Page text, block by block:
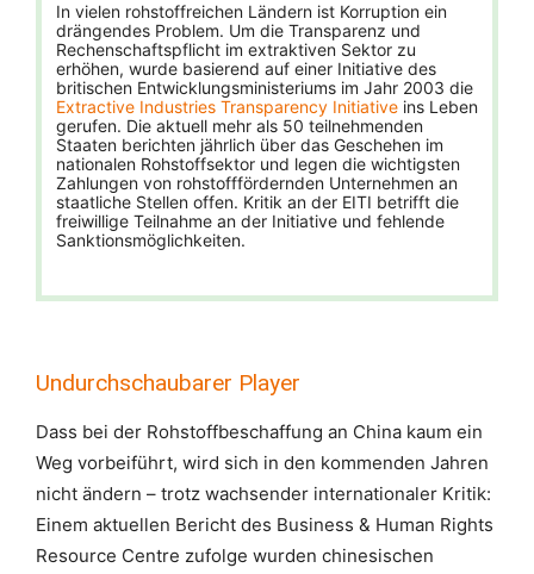
In vielen rohstoffreichen Ländern ist Korruption ein
drängendes Problem. Um die Transparenz und
Rechenschaftspflicht im extraktiven Sektor zu
erhöhen, wurde basierend auf einer Initiative des
britischen Entwicklungsministeriums im Jahr 2003 die
Extractive Industries Transparency Initiative ins Leben
gerufen. Die aktuell mehr als 50 teilnehmenden
Staaten berichten jährlich über das Geschehen im
nationalen Rohstoffsektor und legen die wichtigsten
Zahlungen von rohstofffördernden Unternehmen an
staatliche Stellen offen. Kritik an der EITI betrifft die
freiwillige Teilnahme an der Initiative und fehlende
Sanktionsmöglichkeiten.
Undurchschaubarer Player
Dass bei der Rohstoffbeschaffung an China kaum ein
Weg vorbeiführt, wird sich in den kommenden Jahren
nicht ändern – trotz wachsender internationaler Kritik:
Einem aktuellen Bericht des Business & Human Rights
Resource Centre zufolge wurden chinesischen